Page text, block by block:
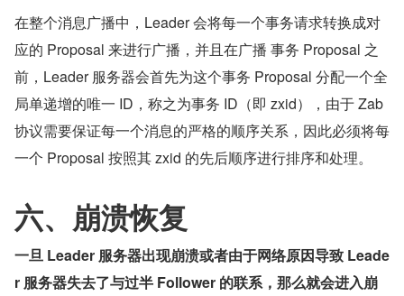
在整个消息广播中，Leader 会将每一个事务请求转换成对
应的 Proposal 来进行广播，并且在广播 事务 Proposal 之
前，Leader 服务器会首先为这个事务 Proposal 分配一个全
局单递增的唯一 ID，称之为事务 ID（即 zxid），由于 Zab
协议需要保证每一个消息的严格的顺序关系，因此必须将每
一个 Proposal 按照其 zxid 的先后顺序进行排序和处理。
六、崩溃恢复
一旦 Leader 服务器出现崩溃或者由于网络原因导致 Leade
r 服务器失去了与过半 Follower 的联系，那么就会进入崩